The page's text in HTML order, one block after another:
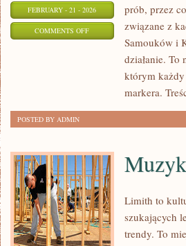
FEBRUARY - 21 - 2026
COMMENTS OFFON
MATERIAŁY
NARZĘDZIA
prób, przez
związane z
Samouków i
działanie.
którym
markera.
POSTED BY ADMIN
Limith to
szukających
trendy. To